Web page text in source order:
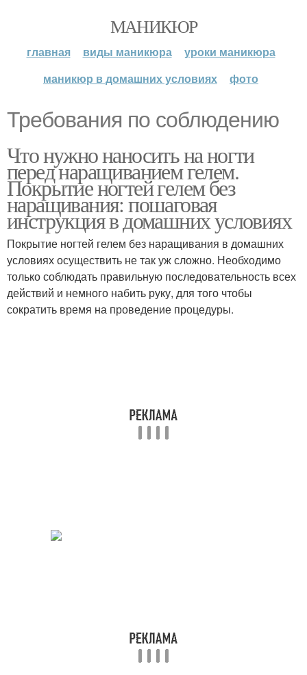
МАНИКЮР
главная виды маникюра
уроки маникюра
маникюр в домашних условиях
фото
Требования по соблюдению
Что нужно наносить на ногти
перед наращиванием гелем.
Покрытие ногтей гелем без
наращивания: пошаговая
инструкция в домашних условиях
Покрытие ногтей гелем без наращивания в домашних
условиях осуществить не так уж сложно. Необходимо
только соблюдать правильную последовательность всех
действий и немного набить руку, для того чтобы
сократить время на проведение процедуры.